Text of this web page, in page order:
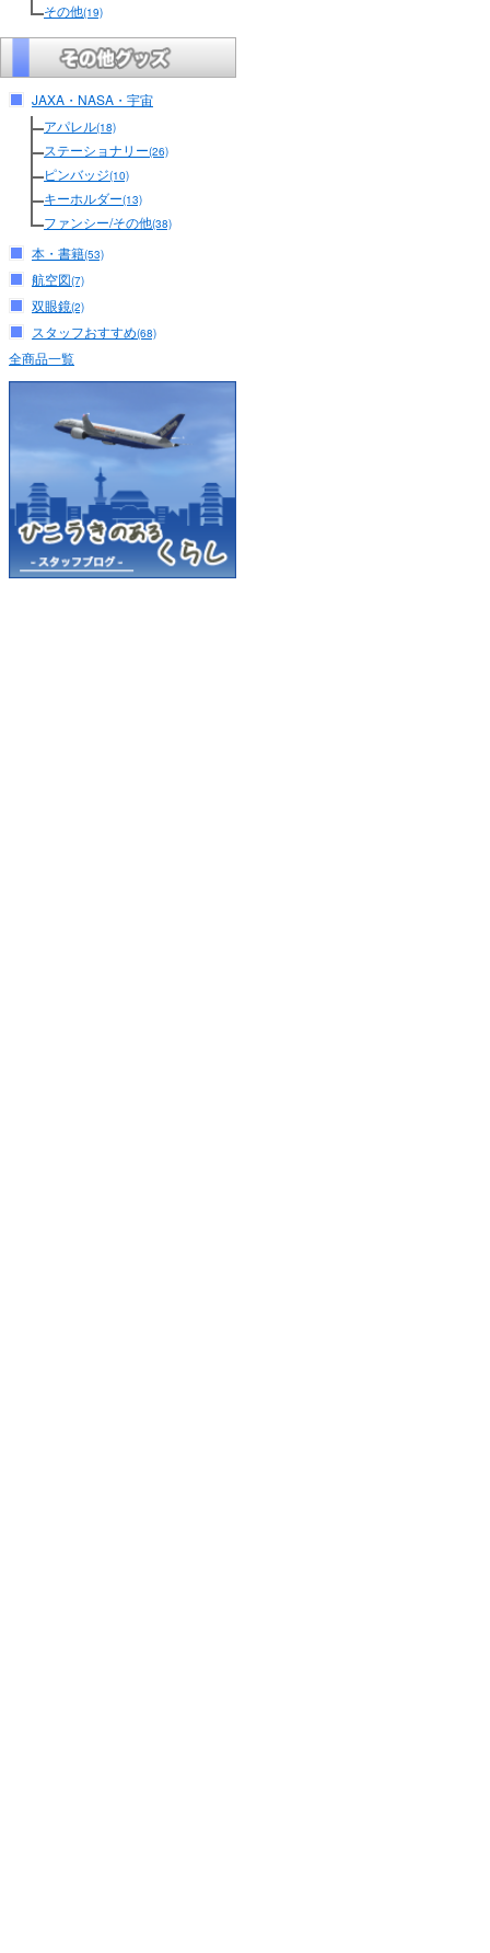
その他(19)
JAXA・NASA・宇宙
アパレル(18)
ステーショナリー(26)
ピンバッジ(10)
キーホルダー(13)
ファンシー/その他(38)
本・書籍(53)
航空図(7)
双眼鏡(2)
スタッフおすすめ(68)
全商品一覧